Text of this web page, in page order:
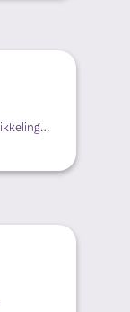
Regels, beleid en toekomstige ontwikkelingen op locatie